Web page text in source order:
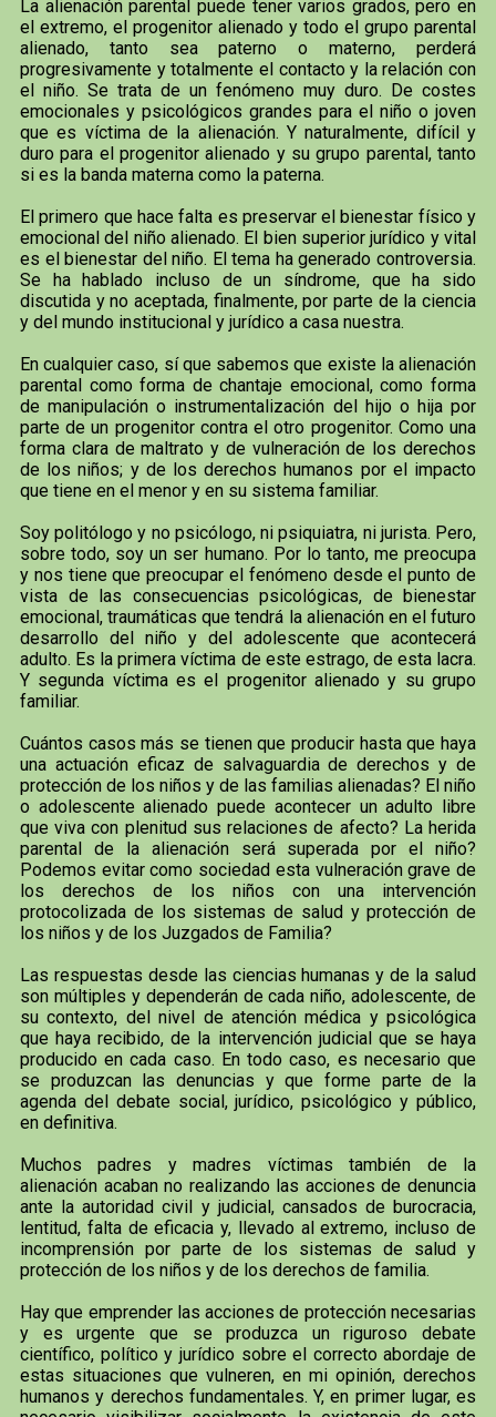
La alienación parental puede tener varios grados, pero en
el extremo, el progenitor alienado y todo el grupo parental
alienado, tanto sea paterno o materno, perderá
progresivamente y totalmente el contacto y la relación con
el niño. Se trata de un fenómeno muy duro. De costes
emocionales y psicológicos grandes para el niño o joven
que es víctima de la alienación. Y naturalmente, difícil y
duro para el progenitor alienado y su grupo parental, tanto
si es la banda materna como la paterna.
El primero que hace falta es preservar el bienestar físico y
emocional del niño alienado. El bien superior jurídico y vital
es el bienestar del niño. El tema ha generado controversia.
Se ha hablado incluso de un síndrome, que ha sido
discutida y no aceptada, finalmente, por parte de la ciencia
y del mundo institucional y jurídico a casa nuestra.
En cualquier caso, sí que sabemos que existe la alienación
parental como forma de chantaje emocional, como forma
de manipulación o instrumentalización del hijo o hija por
parte de un progenitor contra el otro progenitor. Como una
forma clara de maltrato y de vulneración de los derechos
de los niños; y de los derechos humanos por el impacto
que tiene en el menor y en su sistema familiar.
Soy politólogo y no psicólogo, ni psiquiatra, ni jurista. Pero,
sobre todo, soy un ser humano. Por lo tanto, me preocupa
y nos tiene que preocupar el fenómeno desde el punto de
vista de las consecuencias psicológicas, de bienestar
emocional, traumáticas que tendrá la alienación en el futuro
desarrollo del niño y del adolescente que acontecerá
adulto. Es la primera víctima de este estrago, de esta lacra.
Y segunda víctima es el progenitor alienado y su grupo
familiar.
Cuántos casos más se tienen que producir hasta que haya
una actuación eficaz de salvaguardia de derechos y de
protección de los niños y de las familias alienadas? El niño
o adolescente alienado puede acontecer un adulto libre
que viva con plenitud sus relaciones de afecto? La herida
parental de la alienación será superada por el niño?
Podemos evitar como sociedad esta vulneración grave de
los derechos de los niños con una intervención
protocolizada de los sistemas de salud y protección de
los niños y de los Juzgados de Familia?
Las respuestas desde las ciencias humanas y de la salud
son múltiples y dependerán de cada niño, adolescente, de
su contexto, del nivel de atención médica y psicológica
que haya recibido, de la intervención judicial que se haya
producido en cada caso. En todo caso, es necesario que
se produzcan las denuncias y que forme parte de la
agenda del debate social, jurídico, psicológico y público,
en definitiva.
Muchos padres y madres víctimas también de la
alienación acaban no realizando las acciones de denuncia
ante la autoridad civil y judicial, cansados de burocracia,
lentitud, falta de eficacia y, llevado al extremo, incluso de
incomprensión por parte de los sistemas de salud y
protección de los niños y de los derechos de familia.
Hay que emprender las acciones de protección necesarias
y es urgente que se produzca un riguroso debate
científico, político y jurídico sobre el correcto abordaje de
estas situaciones que vulneren, en mi opinión, derechos
humanos y derechos fundamentales. Y, en primer lugar, es